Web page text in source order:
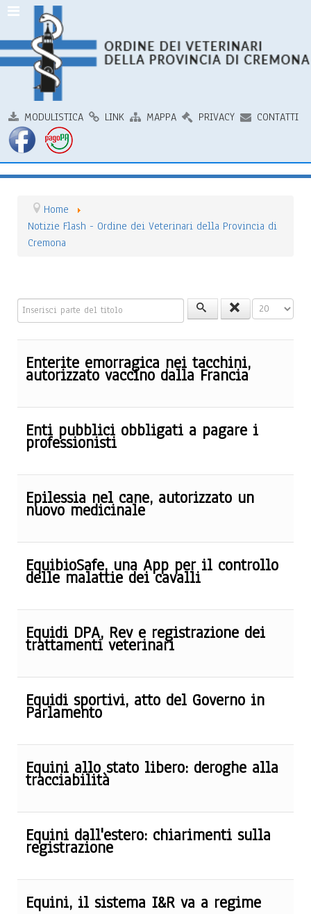
MODULISTICA LINK MAPPA PRIVACY CONTATTI
Home
Notizie Flash - Ordine dei Veterinari della Provincia di
Cremona
Inserisci parte del titolo Visualizza n.
Enterite emorragica nei tacchini,
autorizzato vaccino dalla Francia
Enti pubblici obbligati a pagare i
professionisti
Epilessia nel cane, autorizzato un
nuovo medicinale
EquibioSafe, una App per il controllo
delle malattie dei cavalli
Equidi DPA, Rev e registrazione dei
trattamenti veterinari
Equidi sportivi, atto del Governo in
Parlamento
Equini allo stato libero: deroghe alla
tracciabilità
Equini dall'estero: chiarimenti sulla
registrazione
Equini, il sistema I&R va a regime